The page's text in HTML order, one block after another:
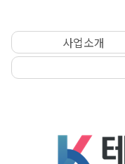
사업소개